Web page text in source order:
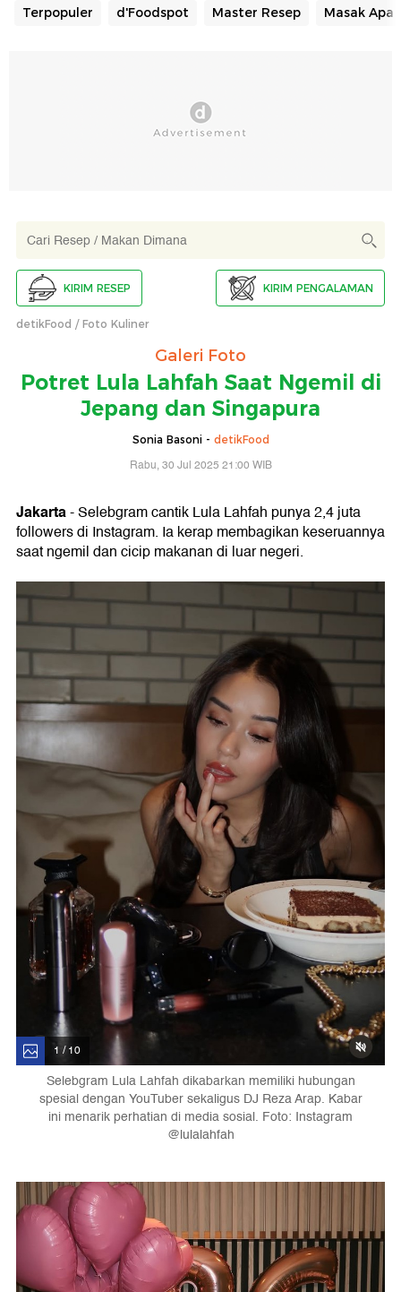
Terpopuler d'Foodspot Master Resep Masak Apa
KIRIM RESEP KIRIM PENGALAMAN
detikFood Foto Kuliner
Galeri Foto
Potret Lula Lahfah Saat Ngemil di
Jepang dan Singapura
Sonia Basoni - detikFood
Rabu, 30 Jul 2025 21:00 WIB
Jakarta- Selebgram cantik Lula Lahfah punya 2,4 juta
followers di Instagram. Ia kerap membagikan keseruannya
saat ngemil dan cicip makanan di luar negeri.
1 / 10
Selebgram Lula Lahfah dikabarkan memiliki hubungan
spesial dengan YouTuber sekaligus DJ Reza Arap. Kabar
ini menarik perhatian di media sosial. Foto: Instagram
@lulalahfah